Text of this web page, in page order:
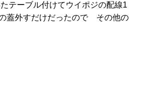
テーブル付けてウイポジの配線1
蓋外すだけだったので その他の